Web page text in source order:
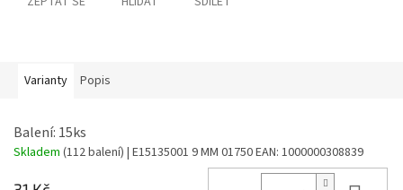
Varianty Popis
Balení: 15ks
Skladem (112 balení) | E15135001 9 MM 01750EAN: 1000000308839